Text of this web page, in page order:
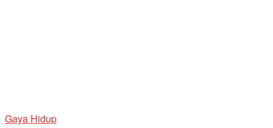
Gaya Hidup